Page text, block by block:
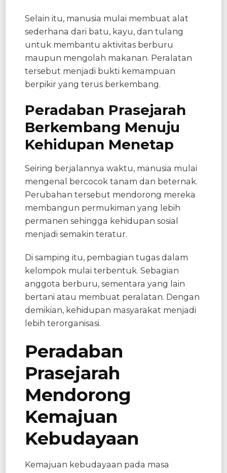
Selain itu, manusia mulai membuat alat
sederhana dari batu, kayu, dan tulang
untuk membantu aktivitas berburu
maupun mengolah makanan. Peralatan
tersebut menjadi bukti kemampuan
berpikir yang terus berkembang.
Peradaban Prasejarah
Berkembang Menuju
Kehidupan Menetap
Seiring berjalannya waktu, manusia mulai
mengenal bercocok tanam dan beternak.
Perubahan tersebut mendorong mereka
membangun permukiman yang lebih
permanen sehingga kehidupan sosial
menjadi semakin teratur.
Di samping itu, pembagian tugas dalam
kelompok mulai terbentuk. Sebagian
anggota berburu, sementara yang lain
bertani atau membuat peralatan. Dengan
demikian, kehidupan masyarakat menjadi
lebih terorganisasi.
Peradaban
Prasejarah
Mendorong
Kemajuan
Kebudayaan
Kemajuan kebudayaan pada masa